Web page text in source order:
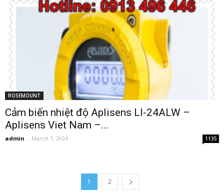
ROSEMOUNT
Cảm biến nhiệt độ Aplisens LI-24ALW –
Aplisens Viet Nam –...
admin - March 1, 2024 1135
1 2